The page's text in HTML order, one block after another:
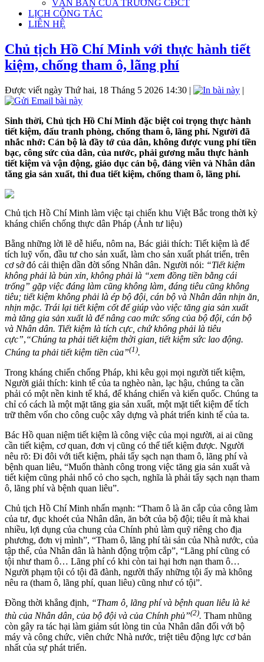
VĂN BẢN CỦA TRƯỜNG CĐCT
LỊCH CÔNG TÁC
LIÊN HỆ
Chủ tịch Hồ Chí Minh với thực hành tiết
kiệm, chống tham ô, lãng phí
Được viết ngày Thứ hai, 18 Tháng 5 2026 14:30 | |
Sinh thời, Chủ tịch Hồ Chí Minh đặc biệt coi trọng thực hành
tiết kiệm, đấu tranh phòng, chống tham ô, lãng phí. Người đã
nhắc nhở: Cán bộ là đầy tớ của dân, không được vung phí tiền
bạc, công sức của dân, của nước, phải gương mẫu thực hành
tiết kiệm và vận động, giáo dục cán bộ, đảng viên và Nhân dân
tăng gia sản xuất, thi đua tiết kiệm, chống tham ô, lãng phí.
Chủ tịch Hồ Chí Minh làm việc tại chiến khu Việt Bắc trong thời kỳ
kháng chiến chống thực dân Pháp (Ảnh tư liệu)
Bằng những lời lẽ dễ hiểu, nôm na, Bác giải thích: Tiết kiệm là để
tích luỹ vốn, đầu tư­ cho sản xuất, làm cho sản xuất phát triển, trên
cơ sở đó cải thiện dần đời sống Nhân dân. Ngư­ời nói: “Tiết kiệm
không phải là bủn xỉn, không phải là “xem đồng tiền bằng cái
trống” gặp việc đáng làm cũng không làm, đáng tiêu cũng không
tiêu; tiết kiệm không phải là ép bộ đội, cán bộ và Nhân dân nhịn ăn,
nhịn mặc. Trái lại tiết kiệm cốt để giúp vào việc tăng gia sản xuất
mà tăng gia sản xuất là để nâng cao mức sống của bộ đội, cán bộ
và Nhân dân. Tiết kiệm là tích cực, chứ không phải là tiêu
cực”,“Chúng ta phải tiết kiệm thời gian, tiết kiệm sức lao động.
Chúng ta phải tiết kiệm tiền của”(1).
Trong kháng chiến chống Pháp, khi kêu gọi mọi ng­ười tiết kiệm,
Ngư­ời giải thích: kinh tế của ta nghèo nàn, lạc hậu, chúng ta cần
phải có một nền kinh tế khá, để kháng chiến và kiến quốc. Chúng ta
chỉ có cách là một mặt tăng gia sản xuất, một mặt tiết kiệm để tích
trữ thêm vốn cho công cuộc xây dựng và phát triển kinh tế của ta.
Bác Hồ quan niệm tiết kiệm là công việc của mọi ng­ười, ai ai cũng
cần tiết kiệm, cơ quan, đơn vị cũng có thể tiết kiệm đ­ược. Người
nêu rõ: Đi đôi với tiết kiệm, phải tẩy sạch nạn tham ô, lãng phí và
bệnh quan liêu, “Muốn thành công trong việc tăng gia sản xuất và
tiết kiệm cũng phải nhổ cỏ cho sạch, nghĩa là phải tẩy sạch nạn tham
ô, lãng phí và bệnh quan liêu”.
Chủ tịch Hồ Chí Minh nhấn mạnh: “Tham ô là ăn cắp của công làm
của tư, đục khoét của Nhân dân, ăn bớt của bộ đội; tiêu ít mà khai
nhiều, lợi dụng của chung của Chính phủ làm quỹ riêng cho địa
phương, đơn vị mình”, “Tham ô, lãng phí tài sản của Nhà nước, của
tập thể, của Nhân dân là hành động trộm cắp”, “Lãng phí cũng có
tội như tham ô… Lãng phí có khi còn tai hại hơn nạn tham ô…
Người phạm tội có tội đã đành, người thấy những tội ấy mà không
nêu ra (tham ô, lãng phí, quan liêu) cũng như có tội”.
Đồng thời khẳng định, “Tham ô, lãng phí và bệnh quan liêu là kẻ
thù của Nhân dân, của bộ đội và của Chính phủ”(2). Tham nhũng
còn gây ra tác hại làm giảm sút lòng tin của Nhân dân đối với bộ
máy và công chức, viên chức Nhà nước, triệt tiêu động lực cơ bản
nhất của sự phát triển.